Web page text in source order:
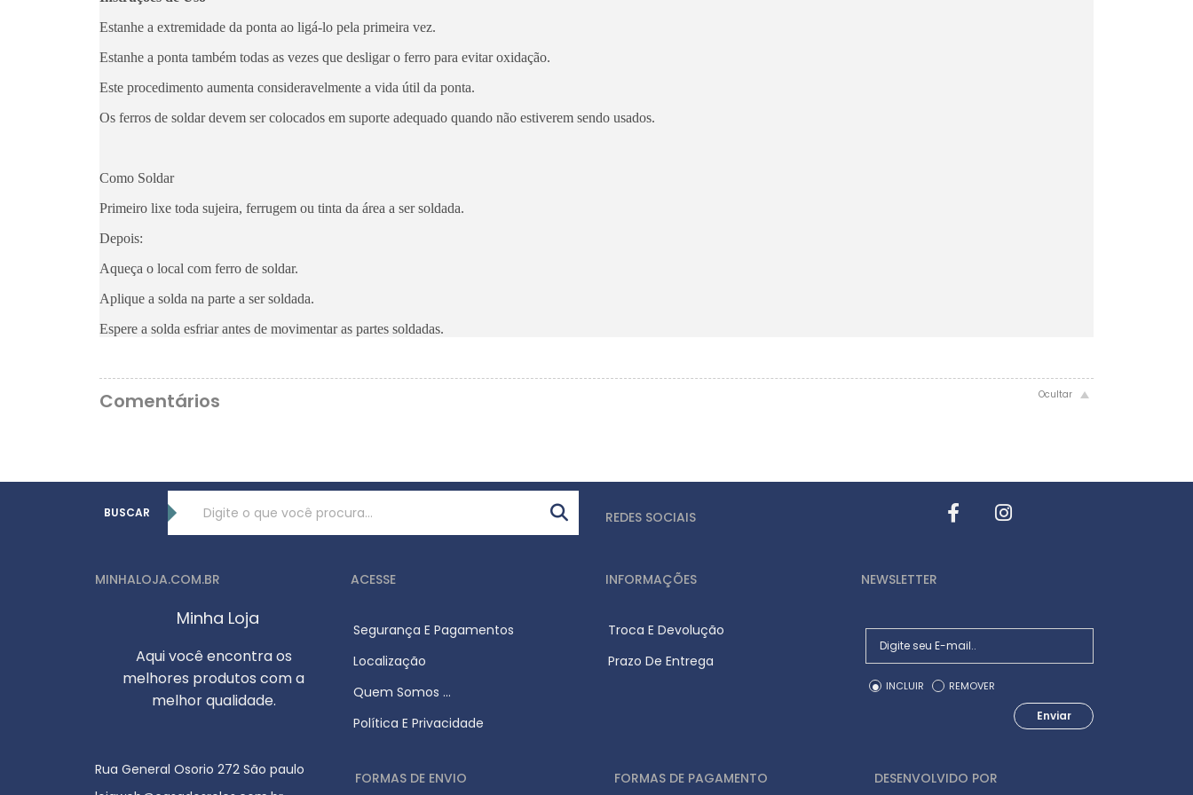
Estanhe a extremidade da ponta ao ligá-lo pela primeira vez.
Estanhe a ponta também todas as vezes que desligar o ferro para evitar oxidação.
Este procedimento aumenta consideravelmente a vida útil da ponta.
Os ferros de soldar devem ser colocados em suporte adequado quando não estiverem sendo usados.
Como Soldar
Primeiro lixe toda sujeira, ferrugem ou tinta da área a ser soldada.
Depois:
Aqueça o local com ferro de soldar.
Aplique a solda na parte a ser soldada.
Espere a solda esfriar antes de movimentar as partes soldadas.
Comentários
BUSCAR REDES SOCIAIS
MINHALOJA.COM.BR
Minha Loja
Aqui você encontra os
melhores produtos com a
melhor qualidade.
ACESSE
Segurança E Pagamentos
Localização
Quem Somos ...
Política E Privacidade
INFORMAÇÕES
Troca E Devolução
Prazo De Entrega
NEWSLETTER
INCLUIR REMOVER
Enviar
Rua General Osorio 272 São paulo
FORMAS DE ENVIO FORMAS DE PAGAMENTO DESENVOLVIDO POR